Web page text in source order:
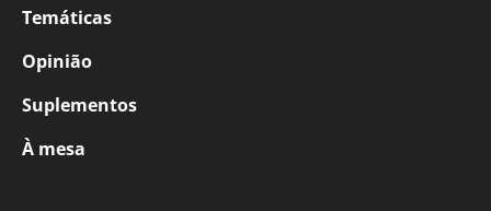
Temáticas
Opinião
Suplementos
À mesa